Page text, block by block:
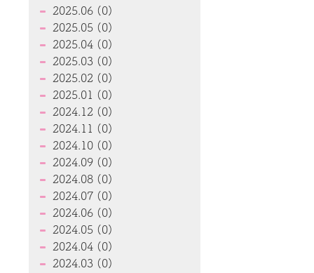
2025.06 (0)
2025.05 (0)
2025.04 (0)
2025.03 (0)
2025.02 (0)
2025.01 (0)
2024.12 (0)
2024.11 (0)
2024.10 (0)
2024.09 (0)
2024.08 (0)
2024.07 (0)
2024.06 (0)
2024.05 (0)
2024.04 (0)
2024.03 (0)